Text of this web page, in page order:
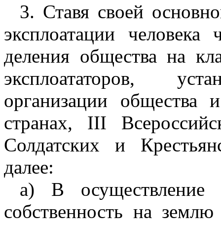
3. Ставя своей
эксплоатации человека
деления общества на
эксплоататоров,
организации общества
странах, III
Солдатских и
далее:
а) В осуществление
собственность на